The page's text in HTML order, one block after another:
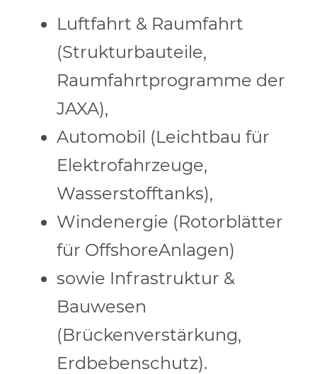
Luftfahrt & Raumfahrt
(Strukturbauteile,
Raumfahrtprogramme der
JAXA),
Automobil (Leichtbau für
Elektrofahrzeuge,
Wasserstofftanks),
Windenergie (Rotorblätter
für OffshoreAnlagen)
sowie Infrastruktur &
Bauwesen
(Brückenverstärkung,
Erdbebenschutz).